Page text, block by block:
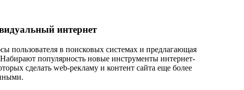
интернет
пользователя в поисковых системах и предлагающая
популярность новые инструменты интернет-
сделать web-рекламу и контент сайта еще более